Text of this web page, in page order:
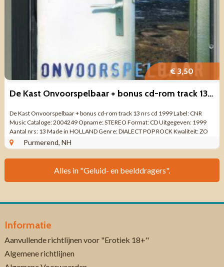
€ 3,50
De Kast Onvoorspelbaar + bonus cd-rom track 13 nrs cd 1999
De Kast Onvoorspelbaar + bonus cd-rom track 13 nrs cd 1999 Label: CNR
Music Cataloge: 2004249 Opname: STEREO Format: CD Uitgegeven: 1999
Aantal nrs: 13 Made in HOLLAND Genre: DIALECT POP ROCK Kwaliteit: ZO
GOED ALS NIEUW Boekje ...
Purmerend, NH
Alles in "Geluid- en beelddragers".
Informatie
Aanvullende richtlijnen voor "Erotiek 18+"
Algemene richtlijnen